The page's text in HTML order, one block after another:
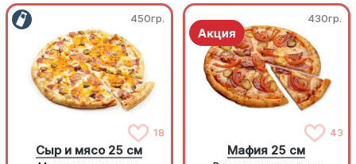
450гр.
18
Сыр и мясо 25 см
430гр.
43
Мафия 25 см